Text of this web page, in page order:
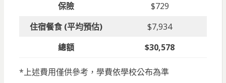
保險
$729
住宿餐食(平均預估)
$7,934
總額
$30,578
*上述費用僅供參考，學費依學校公布為準